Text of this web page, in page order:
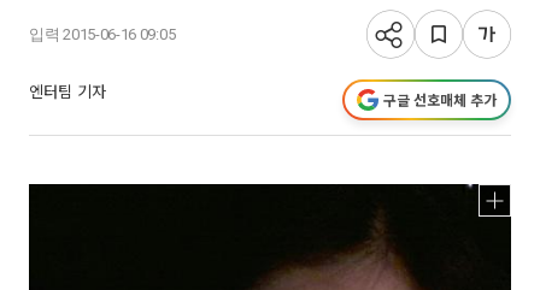
입력 2015-06-16 09:05
엔터팀 기자 구글 선호매체 추가